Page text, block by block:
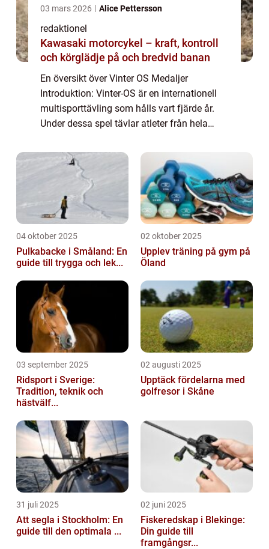
03 mars 2026 Alice Pettersson
redaktionel
Kawasaki motorcykel – kraft, kontroll
och körglädje på och bredvid banan
En översikt över Vinter OS Medaljer
Introduktion: Vinter-OS är en internationell
multisporttävling som hålls vart fjärde år.
Under dessa spel tävlar atleter från hela
Vinter-OS är utdelningen av medalj...
04 oktober 2025
Pulkabacke i Småland: En
guide till trygga och lek...
02 oktober 2025
Upplev träning på gym på
Öland
03 september 2025
Ridsport i Sverige:
Tradition, teknik och
hästvälf...
02 augusti 2025
Upptäck fördelarna med
golfresor i Skåne
31 juli 2025
Att segla i Stockholm: En
guide till den optimala ...
02 juni 2025
Fiskeredskap i Blekinge:
Din guide till
framgångsr...